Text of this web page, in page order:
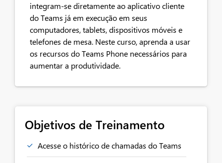
integram-se diretamente ao aplicativo cliente
do Teams já em execução em seus
computadores, tablets, dispositivos móveis e
telefones de mesa. Neste curso, aprenda a usar
os recursos do Teams Phone necessários para
aumentar a produtividade.
Objetivos de Treinamento
Acesse o histórico de chamadas do Teams